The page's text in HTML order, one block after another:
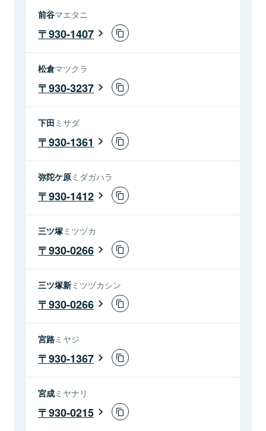
前谷マエタニ
930-1407
松倉マツクラ
930-3237
下田 ミサダ
930-1361
弥陀ケ原ミダガハラ
930-1412
三ツ塚ミツヅカ
930-0266
三ツ塚新ミツヅカシン
930-0266
宮路ミヤジ
930-1367
宮成ミヤナリ
930-0215